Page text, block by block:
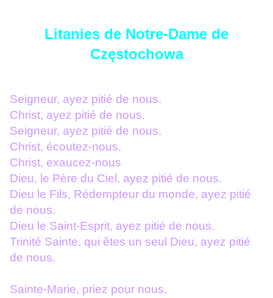
Litanies de Notre-Dame de
Częstochowa
Seigneur, ayez pitié de nous.
Christ, ayez pitié de nous.
Seigneur, ayez pitié de nous.
Christ, écoutez-nous.
Christ, exaucez-nous
Dieu, le Père du Ciel, ayez pitié de nous.
Dieu le Fils, Rédempteur du monde, ayez pitié
de nous.
Dieu le Saint-Esprit, ayez pitié de nous.
Trinité Sainte, qui êtes un seul Dieu, ayez pitié
de nous.
Sainte-Marie, priez pour nous.